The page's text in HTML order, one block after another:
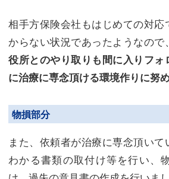
相手方保険会社もはじめての対応
からない状況であったようなので
役所とのやり取りも間に入りフ
に治療に専念頂ける環境作りに努
物損部分
また、依頼者が治療に専念頂い
わかる書類の取付け等を行い、